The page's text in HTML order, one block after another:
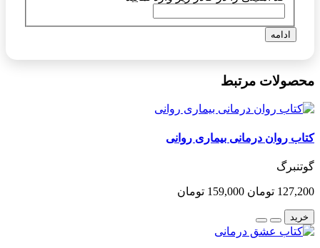
ادامه
محصولات مرتبط
کتاب روان درمانی بیماری روانی
گوتنبرگ
127,200 تومان 159,000 تومان
خرید